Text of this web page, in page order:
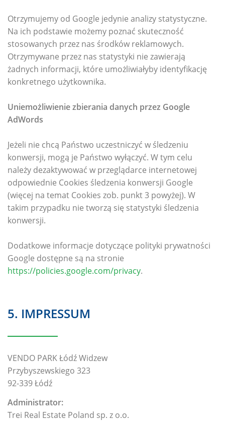
Otrzymujemy od Google jedynie analizy statystyczne.
Na ich podstawie możemy poznać skuteczność
stosowanych przez nas środków reklamowych.
Otrzymywane przez nas statystyki nie zawierają
żadnych informacji, które umożliwiałyby identyfikację
konkretnego użytkownika.
Uniemożliwienie zbierania danych przez Google
AdWords
Jeżeli nie chcą Państwo uczestniczyć w śledzeniu
konwersji, mogą je Państwo wyłączyć. W tym celu
należy dezaktywować w przeglądarce internetowej
odpowiednie Cookies śledzenia konwersji Google
(więcej na temat Cookies zob. punkt 3 powyżej). W
takim przypadku nie tworzą się statystyki śledzenia
konwersji.
Dodatkowe informacje dotyczące polityki prywatności
Google dostępne są na stronie
https://policies.google.com/privacy.
5. IMPRESSUM
VENDO PARK Łódź Widzew
Przybyszewskiego 323
92-339 Łódź
Administrator:
Trei Real Estate Poland sp. z o.o.